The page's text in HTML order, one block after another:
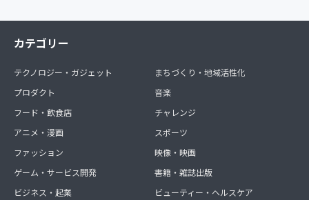
カテゴリー
テクノロジー・ガジェット
プロダクト
フード・飲食店
アニメ・漫画
ファッション
ゲーム・サービス開発
ビジネス・起業
まちづくり・地域活性化
音楽
チャレンジ
スポーツ
映像・映画
書籍・雑誌出版
ビューティー・ヘルスケア